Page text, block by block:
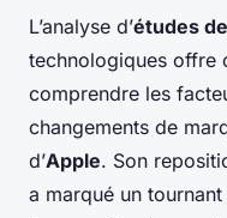
L’analyse d’études
technologiques offre
comprendre les
changements de
d’Apple. Son
a marqué un